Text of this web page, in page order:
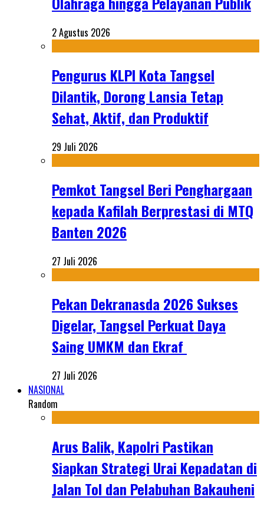
2 Agustus 2026
Pengurus KLPI Kota Tangsel
Dilantik, Dorong Lansia Tetap
Sehat, Aktif, dan Produktif
29 Juli 2026
Pemkot Tangsel Beri Penghargaan
kepada Kafilah Berprestasi di MTQ
Banten 2026
27 Juli 2026
Pekan Dekranasda 2026 Sukses
Digelar, Tangsel Perkuat Daya
Saing UMKM dan Ekraf
27 Juli 2026
NASIONAL
Random
Arus Balik, Kapolri Pastikan
Siapkan Strategi Urai Kepadatan di
Jalan Tol dan Pelabuhan Bakauheni